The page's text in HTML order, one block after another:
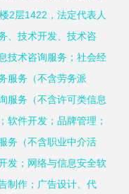
2层1422，法定代表人
、技术开发、技术咨
技术咨询服务；社会经
服务（不含劳务派
服务（不含许可类信息
软件开发；品牌管理；
务（不含职业中介活
发；网络与信息安全软
制作；广告设计、代